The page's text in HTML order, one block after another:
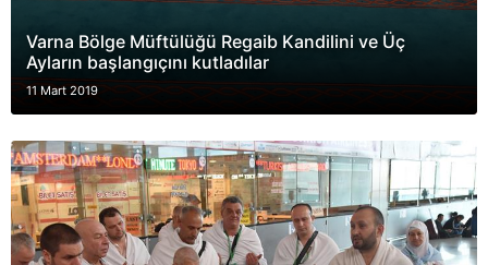
Varna Bölge Müftülüğü Regaib Kandilini ve Üç
Ayların başlangıçını kutladılar
11 Mart 2019